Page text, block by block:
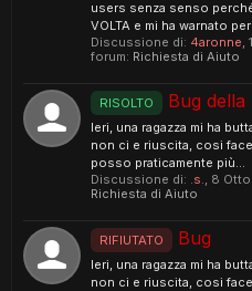
users senza senso
VOLTA e mi ha warnato
Discussione di: 4aronne,
forum: Richiesta di Aiuto
RISOLTO Bug della
Ieri, una ragazza mi ha
non ci e riuscita, cosi
posso praticamente più...
Discussione di: .s., 8
Richiesta di Aiuto
RIFIUTATO Bug
Ieri, una ragazza mi ha
non ci e riuscita, cosi